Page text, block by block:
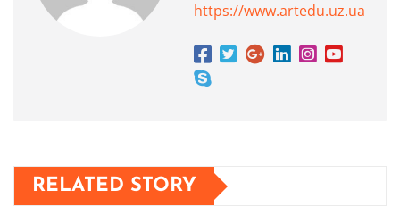
https://www.artedu.uz.ua
RELATED STORY